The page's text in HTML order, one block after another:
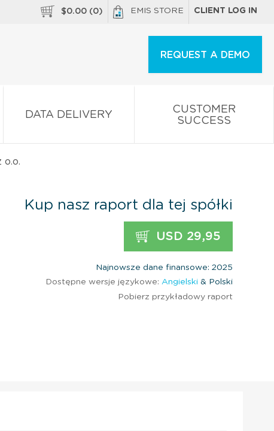
$0.00 (0) EMIS STORE CLIENT LOG IN
REQUEST A DEMO
DATA DELIVERY
CUSTOMER
SUCCESS
o.o.
Kup nasz raport dla tej spółki
USD 29,95
Najnowsze dane finansowe: 2025
Dostępne wersje językowe: Angielski & Polski
Pobierz przykładowy raport